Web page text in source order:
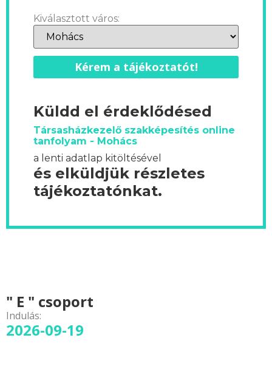
Kiválasztott város:
Kérem a tájékoztatót!
Küldd el érdeklődésed
Társasházkezelő szakképesítés online
tanfolyam - Mohács
a lenti adatlap kitöltésével
és elküldjük részletes
tájékoztatónkat.
" E " csoport
Indulás:
2026-09-19